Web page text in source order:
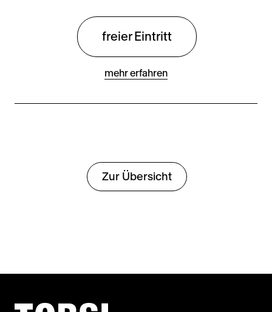
freier Eintritt
mehr erfahren
Zur Übersicht